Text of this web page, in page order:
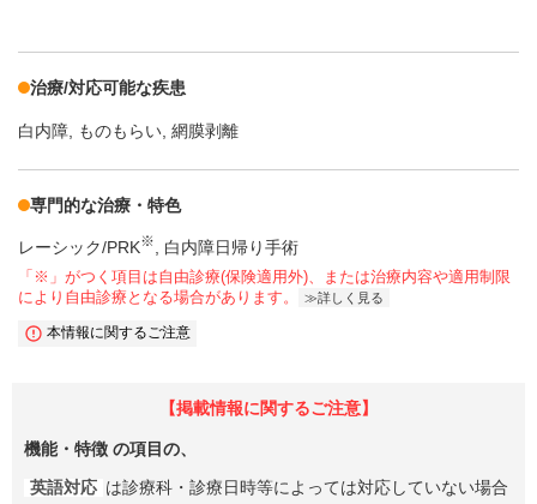
治療/対応可能な疾患
白内障 ものもらい 網膜剥離
専門的な治療・特色
レーシック/PRK※ 白内障日帰り手術
「※」がつく項目は自由診療(保険適用外)、または治療内容や適用制限
により自由診療となる場合があります。
詳しく見る
本情報に関するご注意
【掲載情報に関するご注意】
機能・特徴 の項目の、
英語対応 は診療科・診療日時等によっては対応していない場合